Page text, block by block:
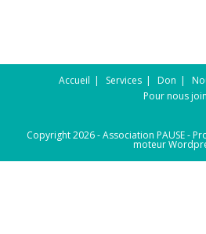
Accueil Services Don
Pour nous
Copyright 2026 - Association PAUSE -
moteur